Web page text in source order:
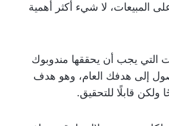
المبيعات، لا شيء أكثر أهمية
التي يجب أن يحققها مندوبوك
إلى هدفك العام، وهو هدف
قابلًا للتحقيق.